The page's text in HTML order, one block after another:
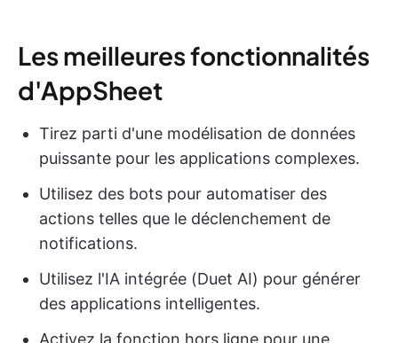
Les meilleures fonctionnalités
d'AppSheet
Tirez parti d'une modélisation de données
puissante pour les applications complexes.
Utilisez des bots pour automatiser des
actions telles que le déclenchement de
notifications.
Utilisez l'IA intégrée (Duet AI) pour générer
des applications intelligentes.
Activez la fonction hors ligne pour une